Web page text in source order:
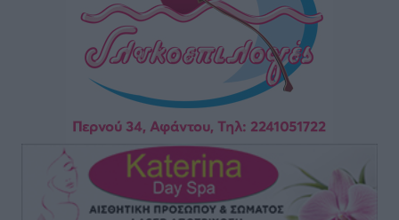
• πριν 12 ώρες
Φοίβος: Η μεγάλη επιστροφή του Μπρένο Σαλβατιέρα
πριν 12 ώρες
Κλεάνθης: Έτοιμες οι κάρτες διαρκείας της νέας
σεζόν
Αθλητικά πριν 12 ώρες